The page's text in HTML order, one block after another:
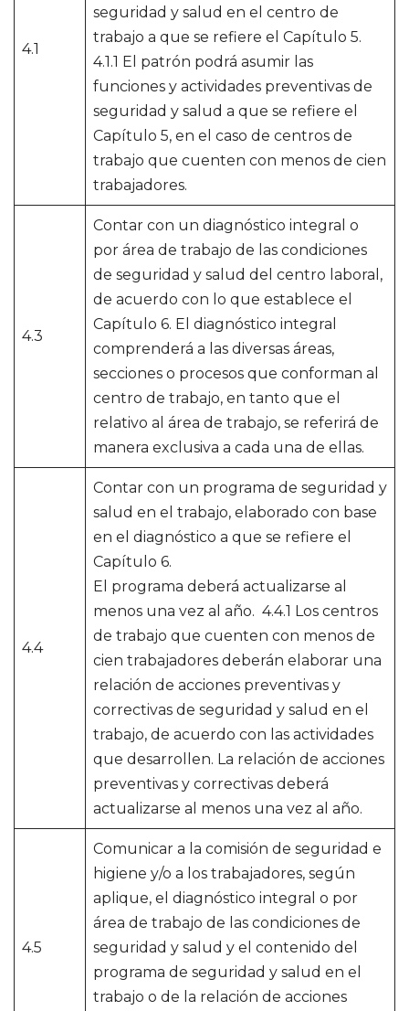
4.1
seguridad y salud en el centro de
trabajo a que se refiere el Capítulo 5.
4.1.1 El patrón podrá asumir las
funciones y actividades preventivas de
seguridad y salud a que se refiere el
Capítulo 5, en el caso de centros de
trabajo que cuenten con menos de cien
trabajadores.
4.3
Contar con un diagnóstico integral o
por área de trabajo de las condiciones
de seguridad y salud del centro laboral,
de acuerdo con lo que establece el
Capítulo 6. El diagnóstico integral
comprenderá a las diversas áreas,
secciones o procesos que conforman al
centro de trabajo, en tanto que el
relativo al área de trabajo, se referirá de
manera exclusiva a cada una de ellas.
4.4
Contar con un programa de seguridad y
salud en el trabajo, elaborado con base
en el diagnóstico a que se refiere el
Capítulo 6.
El programa deberá actualizarse al
menos una vez al año. 4.4.1 Los centros
de trabajo que cuenten con menos de
cien trabajadores deberán elaborar una
relación de acciones preventivas y
correctivas de seguridad y salud en el
trabajo, de acuerdo con las actividades
que desarrollen. La relación de acciones
preventivas y correctivas deberá
actualizarse al menos una vez al año.
4.5
Comunicar a la comisión de seguridad e
higiene y/o a los trabajadores, según
aplique, el diagnóstico integral o por
área de trabajo de las condiciones de
seguridad y salud y el contenido del
programa de seguridad y salud en el
trabajo o de la relación de acciones